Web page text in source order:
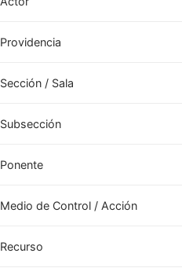
Providencia
Sección / Sala
Subsección
Ponente
Medio de Control / Acción
Recurso